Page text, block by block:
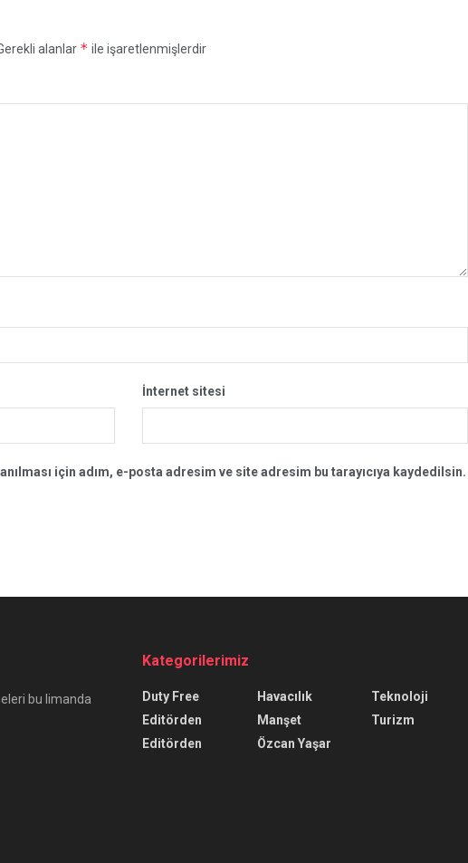
alanlar * ile işaretlenmişlerdir
İnternet sitesi
için adım, e-posta adresim ve site adresim bu tarayıcıya kaydedilsin.
bu limanda
Kategorilerimiz
Duty Free
Editörden
Editörden
Havacılık
Manşet
Özcan Yaşar
Teknoloji
Turizm